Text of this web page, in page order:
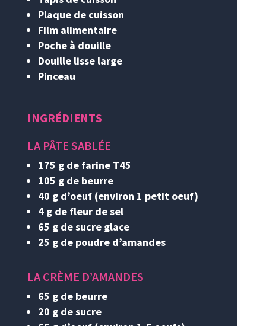
Plaque de cuisson
Film alimentaire
Poche à douille
Douille lisse large
Pinceau
INGRÉDIENTS
LA PÂTE SABLÉE
175 g de farine T45
105 g de beurre
40 g d’oeuf (environ 1 petit oeuf)
4 g de fleur de sel
65 g de sucre glace
25 g de poudre d’amandes
LA CRÈME D’AMANDES
65 g de beurre
20 g de sucre